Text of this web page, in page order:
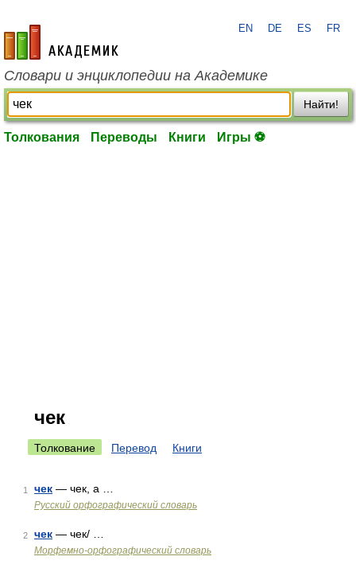
academic.ru
EN DE ES FR
Словари и энциклопедии на Академике
Найти!
Толкования Переводы Книги Игры ⚽
чек
Толкование Перевод Книги
1 чек — чек, а …
Русский орфографический словарь
2 чек — чек/ …
Морфемно-орфографический словарь